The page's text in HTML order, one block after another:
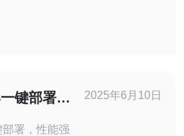
是一种基于云
键部署，
署，性能强
2025年6月10日